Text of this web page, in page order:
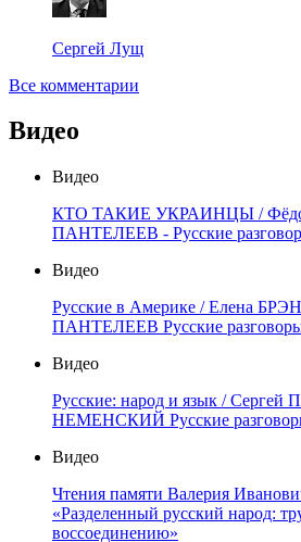
Сергей Лущ
Все комментарии
Видео
Видео
КТО ТАКИЕ УКРАИНЦЫ /
ПАНТЕЛЕЕВ - Русские
Видео
Русские в Америке / Елена
ПАНТЕЛЕЕВ Русские
Видео
Русские: народ и язык /
НЕМЕНСКИЙ Русские
Видео
Чтения памяти Валерия
«Разделенный русский народ:
воссоединению»